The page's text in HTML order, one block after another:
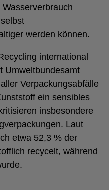
werden können.
international
Umweltbundesamt
Verpackungsabfälle
ein sensibles
insbesondere
Laut
etwa 52,3 % der
recycelt, während